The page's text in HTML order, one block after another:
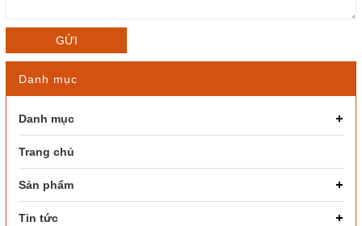
GỬI
Danh mục
Danh mục
Trang chủ
Sản phẩm
Tin tức